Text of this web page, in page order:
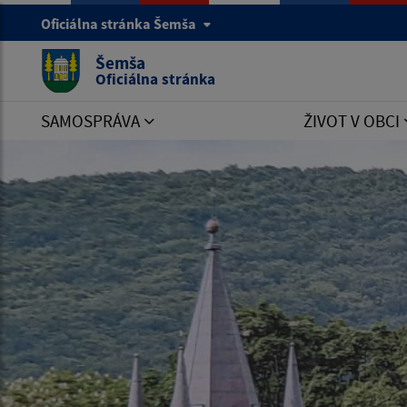
Oficiálna stránka Šemša
Šemša
Oficiálna stránka
SAMOSPRÁVA ŽIVOT V OBCI